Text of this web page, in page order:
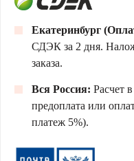
Екатеринбург
СДЭК за 2 дня.
заказа.
Вся Россия: Расчет
предоплата или
платеж 5%).